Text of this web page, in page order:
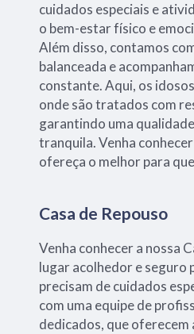
cuidados especiais e
o bem-estar físico e
Além disso, contamos
balanceada e
constante. Aqui, os
onde são tratados com
garantindo uma
tranquila. Venha
ofereça o melhor para
Casa de Repouso
Venha conhecer a nossa
lugar acolhedor e seguro
precisam de cuidados
com uma equipe de
dedicados, que oferecem